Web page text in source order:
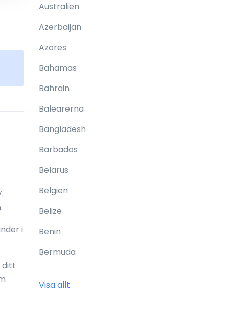
i
ditt
Australien
Azerbaijan
Azores
Bahamas
Bahrain
Balearerna
Bangladesh
Barbados
Belarus
Belgien
Belize
Benin
Bermuda
Visa allt